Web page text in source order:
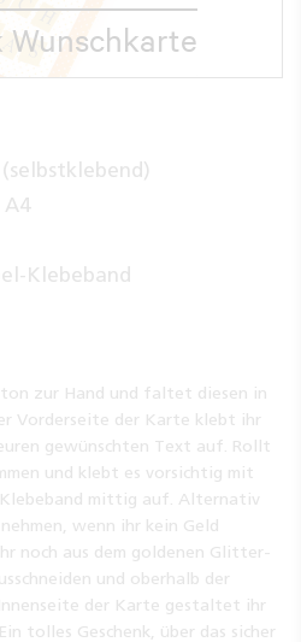
Wunschkarte
Klebeband
zur Hand und faltet diesen in
Vorderseite der Karte klebt ihr
gewünschten Text auf. Rollt
und klebt es vorsichtig mit
mittig auf. Alternativ
wenn ihr kein Geld
noch aus dem goldenen Glitter-
und oberhalb der
der Karte gestaltet ihr
tolles Geschenk, über das sicher